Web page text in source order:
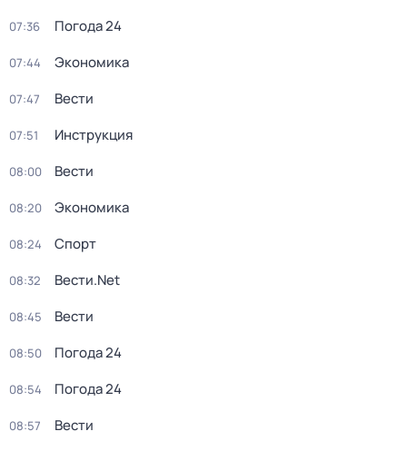
07:36 Погода 24
07:44 Экономика
07:47 Вести
07:51 Инструкция
08:00 Вести
08:20 Экономика
08:24 Спорт
08:32 Вести.Net
08:45 Вести
08:50 Погода 24
08:54 Погода 24
08:57 Вести